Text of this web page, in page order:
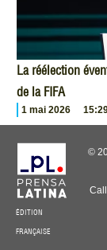
La réélection
de la FIFA
1 mai 2026
ÉDITION
FRANÇAISE
©